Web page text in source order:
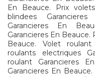
En Beauce. Prix
blindees
Garancieres En
Garancieres En
Beauce. Volet
roulants electriques
roulant Garancieres
Garancieres En